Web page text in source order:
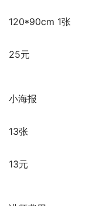
120*90cm 1张
25元
小海报
13张
13元